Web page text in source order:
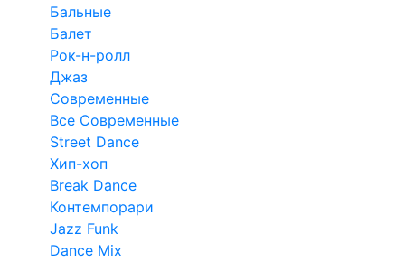
Бальные
Балет
Рок-н-ролл
Джаз
Современные
Все Современные
Street Dance
Хип-хоп
Break Dance
Контемпорари
Jazz Funk
Dance Mix